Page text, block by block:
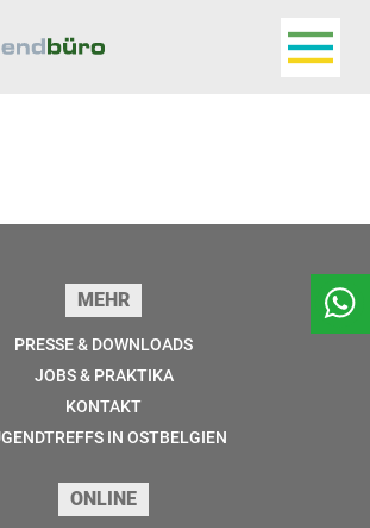
MEHR
PRESSE & DOWNLOADS
JOBS & PRAKTIKA
KONTAKT
IN OSTBELGIEN
ONLINE